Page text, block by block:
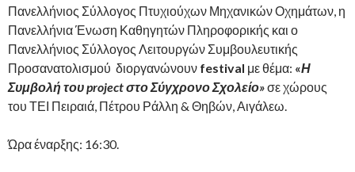
Πανελλήνιος Σύλλογος Πτυχιούχων Μηχανικών Οχημάτων, η
Πανελλήνια Ένωση Καθηγητών Πληροφορικής και ο
Πανελλήνιος Σύλλογος Λειτουργών Συμβουλευτικής
Προσανατολισμού διοργανώνουν festival με θέμα: «Η
Συμβολή του project στο Σύγχρονο Σχολείο»σε χώρους
του ΤΕΙ Πειραιά, Πέτρου Ράλλη & Θηβών, Αιγάλεω.
Ώρα έναρξης: 16:30.